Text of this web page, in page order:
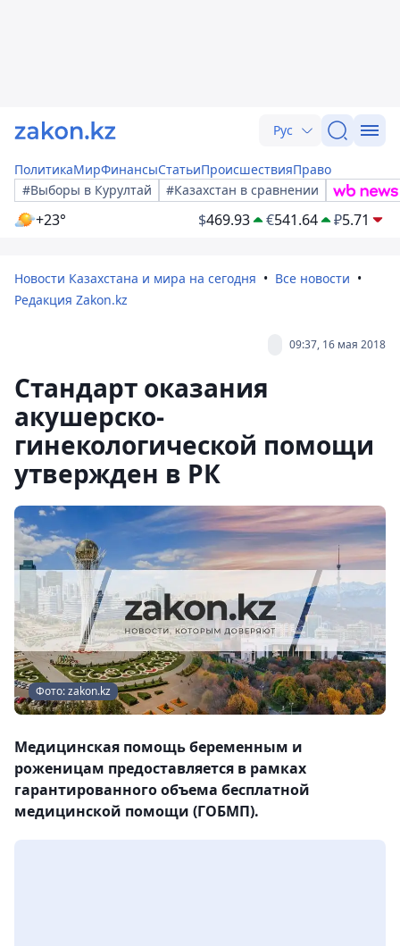
Рус
ПолитикаМирФинансыСтатьиПроисшествияПраво
#Выборы в Курултай
#Казахстан в сравнении
+23° $469.93 €541.64 ₽5.71
Новости Казахстана и мира на сегодня
Все новости
Редакция Zakon.kz
09:37, 16 мая 2018
Стандарт оказания
акушерско-
гинекологической помощи
утвержден в РК
Фото: zakon.kz
Медицинская помощь беременным и
роженицам предоставляется в рамках
гарантированного объема бесплатной
медицинской помощи (ГОБМП).